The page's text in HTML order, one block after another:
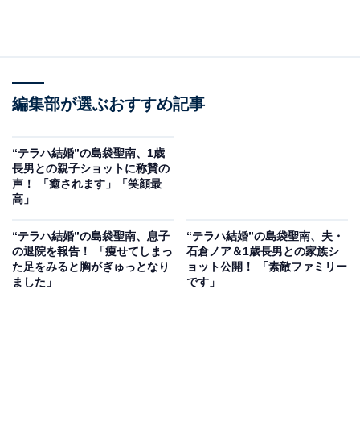
編集部が選ぶおすすめ記事
“テラハ結婚”の島袋聖南、1歳
長男との親子ショットに称賛の
声！ 「癒されます」「笑顔最
高」
“テラハ結婚”の島袋聖南、息子
の退院を報告！ 「痩せてしまっ
た足をみると胸がぎゅっとなり
ました」
“テラハ結婚”の島袋聖南、夫・
石倉ノア＆1歳長男との家族シ
ョット公開！ 「素敵ファミリー
です」